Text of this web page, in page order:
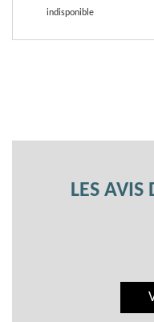
indisponible
LES AVIS